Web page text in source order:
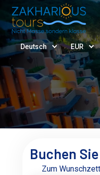
Deutsch EUR
Buchen
Zum